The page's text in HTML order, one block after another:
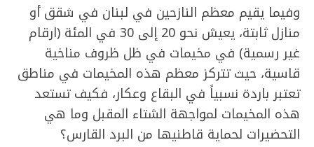
وفيما يقيم معظم النازحين في لبنان في شقق أو
منازل ثابتة، يعيش نحو 20 إلى 30 في المئة (ارقام
غير رسمية) في مخيمات في ظل ظروف مناخية
قاسية، حيث تتركز معظم هذه المخيمات في مناطق
تعتبر باردة نسبياً في البقاع وعكار، فكيف تستعد
هذه المخيمات لمواجهة الشتاء المقبل وما هي
التحضيرات لحماية قاطنيها من البرد القارس؟